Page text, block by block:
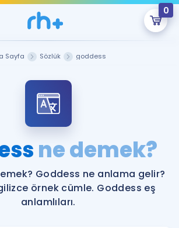
0
ÜYE DEĞİLİM
Sepetin Şu An Boş.
sınava hazırlayacak onlarca eğitim seni
bekliyor!
Sayfa Sözlük goddess
ne demek?
Goddess ne anlama gelir?
örnek cümle. Goddess eş
anlamlıları.